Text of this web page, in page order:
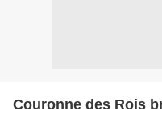
Couronne des Rois